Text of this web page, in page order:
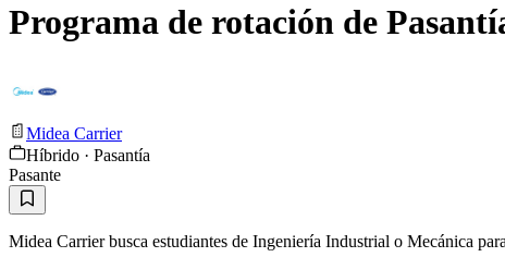
Programa de rotación de
Midea Carrier
Híbrido · Pasantía
Pasante
Midea Carrier busca estudiantes de Ingeniería Industrial o Mecánica